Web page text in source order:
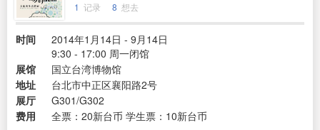
1 记录 8 想去
时间
2014年1月14日 - 9月14日
9:30 - 17:00 周一闭馆
展馆
国立台湾博物馆
地址
台北市中正区襄阳路2号
展厅
G301/G302
费用
全票：20新台币 学生票：10新台币